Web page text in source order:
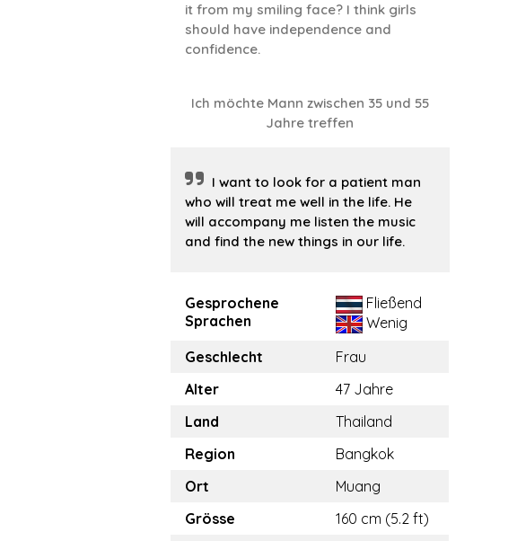
it from my smiling face? I think girls
should have independence and
confidence.
Ich möchte Mann zwischen 35 und 55
Jahre treffen
I want to look for a patient man
who will treat me well in the life. He
will accompany me listen the music
and find the new things in our life.
Gesprochene
Sprachen
Fließend
Wenig
Geschlecht
Frau
Alter
47 Jahre
Land
Thailand
Region
Bangkok
Ort
Muang
Grösse
160 cm (5.2 ft)